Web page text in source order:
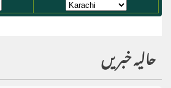
حالیہ خبریں